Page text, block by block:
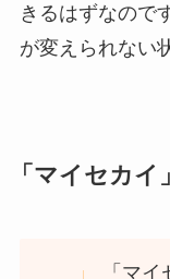
きるはずなので
が変えられない
「マイセカ
「マ